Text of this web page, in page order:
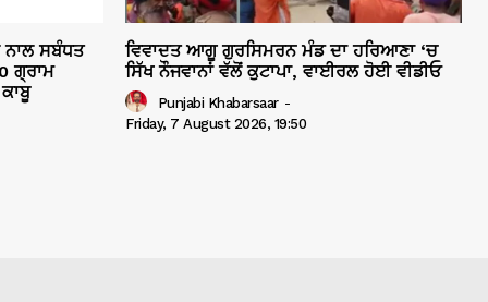
ਨਾਲ ਸਬੰਧਤ
ਗ੍ਰਾਮ
ਵਿਵਾਦਤ ਆਗੂ ਗੁਰਸਿਮਰਨ ਮੰਡ ਦਾ ਹਰਿਆਣਾ ‘ਚ
ਸਿੱਖ ਨੌਜਵਾਨਾਂ ਵੱਲੋਂ ਕੁਟਾਪਾ, ਵਾਈਰਲ ਹੋਈ ਵੀਡੀਓ
Punjabi Khabarsaar -
Friday, 7 August 2026, 19:50